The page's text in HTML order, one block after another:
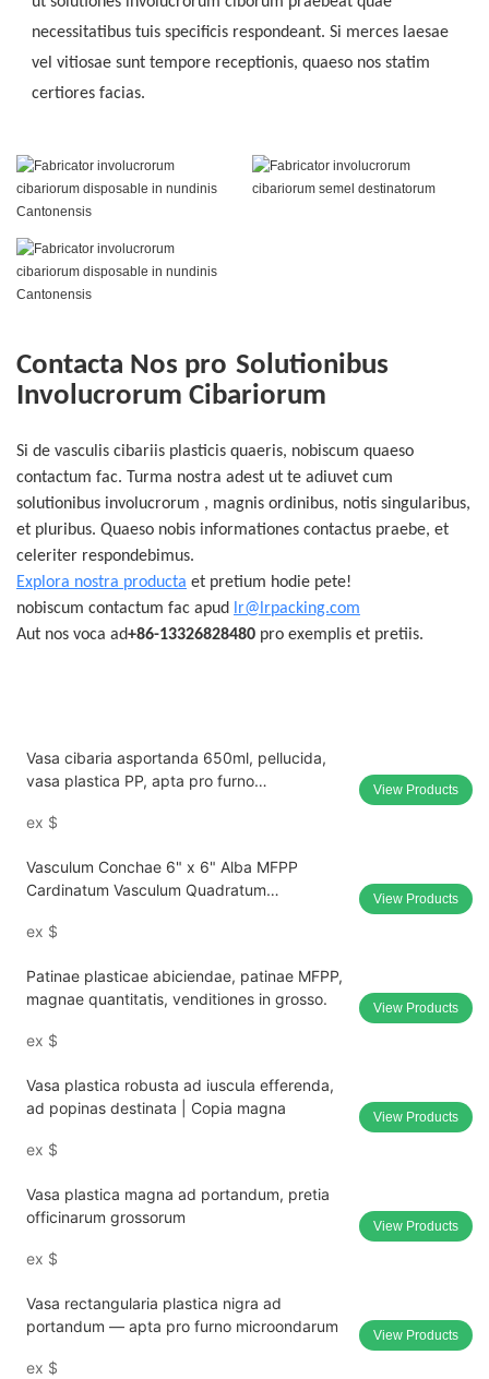
necessitatibus tuis specificis respondeant. Si merces laesae
vel vitiosae sunt tempore receptionis, quaeso nos statim
certiores facias.
Contacta Nos pro Solutionibus
Involucrorum Cibariorum
Si de vasculis cibariis plasticis quaeris, nobiscum quaeso
contactum fac. Turma nostra adest ut te adiuvet cum
solutionibus involucrorum , magnis ordinibus, notis singularibus,
et pluribus. Quaeso nobis informationes contactus praebe, et
celeriter respondebimus.
Explora nostra producta et pretium hodie pete!
nobiscum contactum fac apud
lr@lrpacking.com
Aut nos voca ad+86-13326828480 pro exemplis et pretiis.
Vasa cibaria asportanda 650ml, pellucida,
vasa plastica PP, apta pro furno
ex $
View Products
Vasculum Conchae 6" x 6" Alba MFPP
Cardinatum Vasculum Quadratum
ex $
View Products
Patinae plasticae abiciendae, patinae MFPP,
magnae quantitatis, venditiones in grosso.
ex $
View Products
Vasa plastica robusta ad iuscula efferenda,
ad popinas destinata | Copia magna
ex $
View Products
Vasa plastica magna ad portandum, pretia
officinarum grossorum
ex $
View Products
Vasa rectangularia plastica nigra ad
portandum — apta pro furno microondarum
ex $
View Products